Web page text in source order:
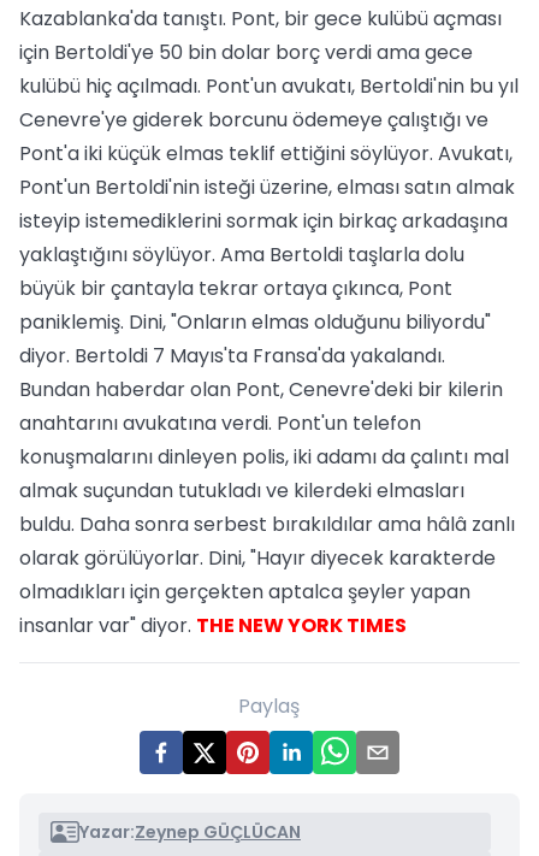
Kazablanka'da tanıştı. Pont, bir gece kulübü açması
için Bertoldi'ye 50 bin dolar borç verdi ama gece
kulübü hiç açılmadı. Pont'un avukatı, Bertoldi'nin bu yıl
Cenevre'ye giderek borcunu ödemeye çalıştığı ve
Pont'a iki küçük elmas teklif ettiğini söylüyor. Avukatı,
Pont'un Bertoldi'nin isteği üzerine, elması satın almak
isteyip istemediklerini sormak için birkaç arkadaşına
yaklaştığını söylüyor. Ama Bertoldi taşlarla dolu
büyük bir çantayla tekrar ortaya çıkınca, Pont
paniklemiş. Dini, "Onların elmas olduğunu biliyordu"
diyor. Bertoldi 7 Mayıs'ta Fransa'da yakalandı.
Bundan haberdar olan Pont, Cenevre'deki bir kilerin
anahtarını avukatına verdi. Pont'un telefon
konuşmalarını dinleyen polis, iki adamı da çalıntı mal
almak suçundan tutukladı ve kilerdeki elmasları
buldu. Daha sonra serbest bırakıldılar ama hâlâ zanlı
olarak görülüyorlar. Dini, "Hayır diyecek karakterde
olmadıkları için gerçekten aptalca şeyler yapan
insanlar var" diyor. THE NEW YORK TIMES
Paylaş
Yazar:Zeynep GÜÇLÜCAN